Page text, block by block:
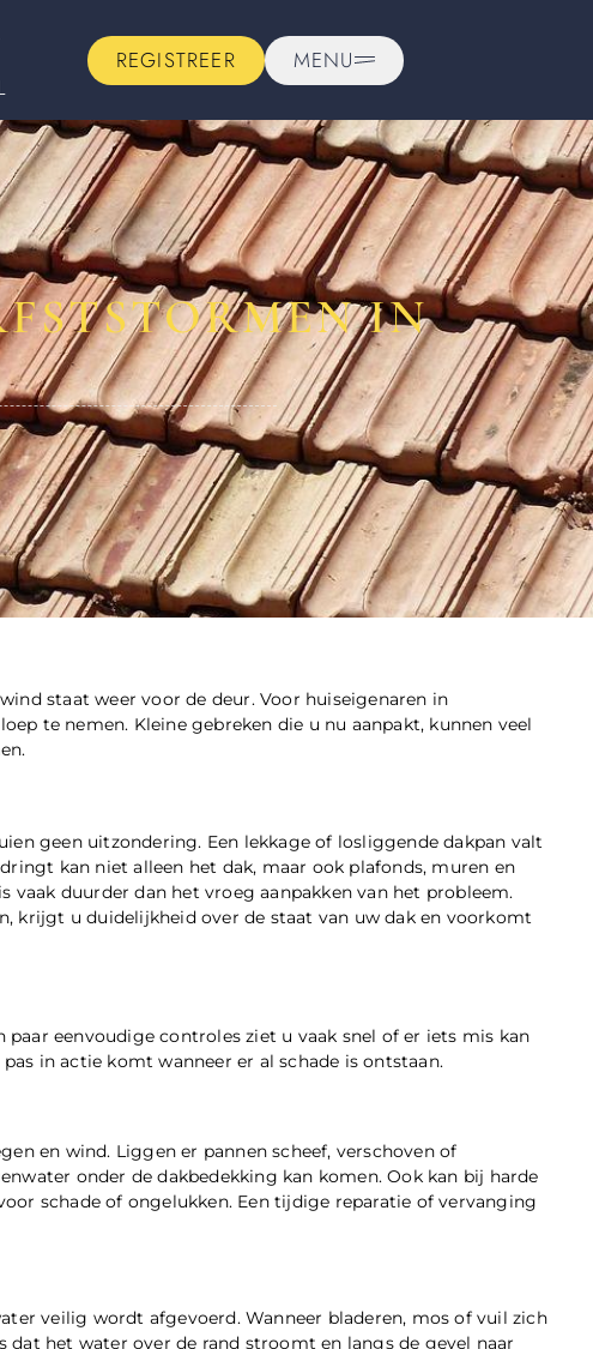
REGISTREER MENU
IN
staat weer voor de deur. Voor huiseigenaren in
te nemen. Kleine gebreken die u nu aanpakt, kunnen veel
geen uitzondering. Een lekkage of losliggende dakpan valt
kan niet alleen het dak, maar ook plafonds, muren en
vaak duurder dan het vroeg aanpakken van het probleem.
krijgt u duidelijkheid over de staat van uw dak en voorkomt
eenvoudige controles ziet u vaak snel of er iets mis kan
in actie komt wanneer er al schade is ontstaan.
en wind. Liggen er pannen scheef, verschoven of
onder de dakbedekking kan komen. Ook kan bij harde
schade of ongelukken. Een tijdige reparatie of vervanging
veilig wordt afgevoerd. Wanneer bladeren, mos of vuil zich
het water over de rand stroomt en langs de gevel naar